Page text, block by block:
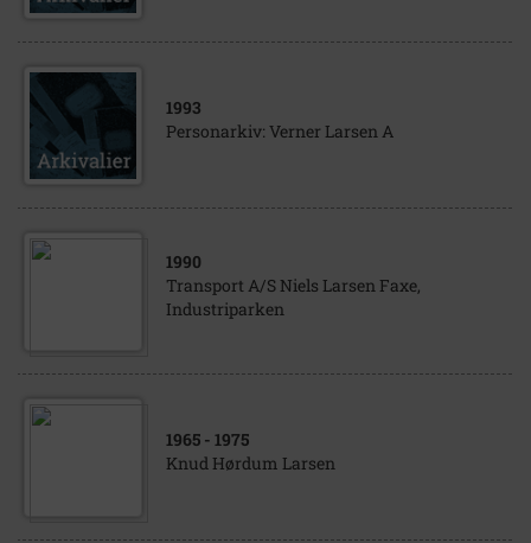
1993
Personarkiv: Verner Larsen A
1990
Transport A/S Niels Larsen Faxe,
Industriparken
1965 - 1975
Knud Hørdum Larsen